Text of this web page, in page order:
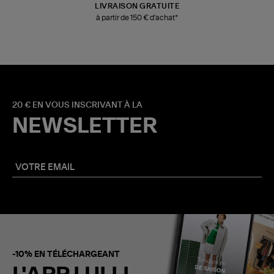
LIVRAISON GRATUITE
à partir de 150 € d'achat*
20 € EN VOUS INSCRIVANT À LA
NEWSLETTER
-10% EN TÉLÉCHARGEANT